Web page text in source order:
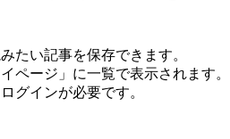
たい記事を保存できます。
ページ」に一覧で表示されます。
グインが必要です。